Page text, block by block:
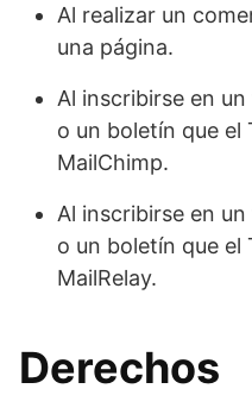
Al realizar un
una página.
Al inscribirse en
o un boletín que el
MailChimp.
Al inscribirse en
o un boletín que el
MailRelay.
Derechos